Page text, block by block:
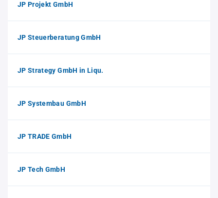
JP Projekt GmbH
JP Steuerberatung GmbH
JP Strategy GmbH in Liqu.
JP Systembau GmbH
JP TRADE GmbH
JP Tech GmbH